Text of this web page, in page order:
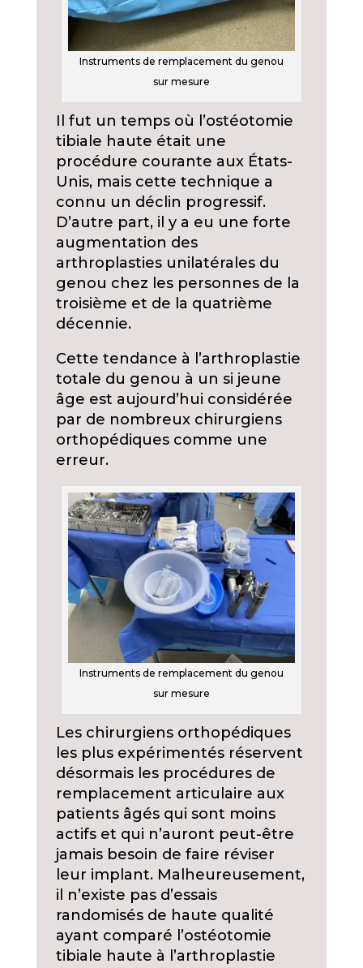
Instruments de remplacement du genou
sur mesure
Il fut un temps où l’ostéotomie
tibiale haute était une
procédure courante aux États-
Unis, mais cette technique a
connu un déclin progressif.
D’autre part, il y a eu une forte
augmentation des
arthroplasties unilatérales du
genou chez les personnes de la
troisième et de la quatrième
décennie.
Cette tendance à l’arthroplastie
totale du genou à un si jeune
âge est aujourd’hui considérée
par de nombreux chirurgiens
orthopédiques comme une
erreur.
Instruments de remplacement du genou
sur mesure
Les chirurgiens orthopédiques
les plus expérimentés réservent
désormais les procédures de
remplacement articulaire aux
patients âgés qui sont moins
actifs et qui n’auront peut-être
jamais besoin de faire réviser
leur implant. Malheureusement,
il n’existe pas d’essais
randomisés de haute qualité
ayant comparé l’ostéotomie
tibiale haute à l’arthroplastie